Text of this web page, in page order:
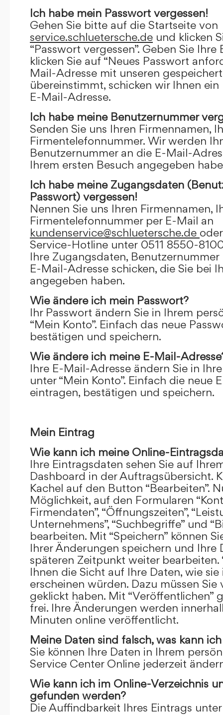
Ich habe mein Passwort vergessen!
Gehen Sie bitte auf die Startseite von
service.schluetersche.de und klicken
“Passwort vergessen”. Geben Sie
klicken Sie auf “Neues Passwort
Mail-Adresse mit unseren
übereinstimmt, schicken wir Ihnen
E-Mail-Adresse.
Ich habe meine Benutzernummer
Senden Sie uns Ihren Firmennamen,
Firmentelefonnummer. Wir werden
Benutzernummer an die E-Mail-
Ihrem ersten Besuch angegeben
Ich habe meine Zugangsdaten
Passwort) vergessen!
Nennen Sie uns Ihren Firmennamen,
Firmentelefonnummer per E-Mail an
kundenservice@schluetersche.de
Service-Hotline unter 0511 8550-
Ihre Zugangsdaten,
E-Mail-Adresse schicken, die Sie bei
angegeben haben.
Wie ändere ich mein Passwort?
Ihr Passwort ändern Sie in Ihrem
“Mein Konto”. Einfach das neue
bestätigen und speichern.
Wie ändere ich meine E-Mail-
Ihre E-Mail-Adresse ändern Sie in
unter “Mein Konto”. Einfach die neue
eintragen, bestätigen und speichern.
Mein Eintrag
Wie kann ich meine Online-
Ihre Eintragsdaten sehen Sie auf
Dashboard in der Auftragsübersicht.
Kachel auf den Button “Bearbeiten”.
Möglichkeit, auf den Formularen
Firmendaten”, “Öffnungszeiten”,
Unternehmens”, “Suchbegriffe” und
bearbeiten. Mit “Speichern” können
Ihrer Änderungen speichern und Ihre
späteren Zeitpunkt weiter bearbeiten.
Ihnen die Sicht auf Ihre Daten, wie
erscheinen würden. Dazu müssen Sie
geklickt haben. Mit “Veröffentlichen”
frei. Ihre Änderungen werden
Minuten online veröffentlicht.
Meine Daten sind falsch, was kann
Sie können Ihre Daten in Ihrem
Service Center Online jederzeit
Wie kann ich im Online-Verzeichnis
gefunden werden?
Die Auffindbarkeit Ihres Eintrags